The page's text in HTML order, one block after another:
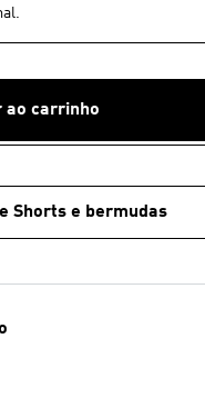
ao carrinho
Shorts e bermudas